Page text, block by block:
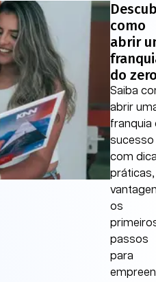
como
abrir
do
Saiba
abrir
franquia
sucesso
com
práticas,
os
passos
para